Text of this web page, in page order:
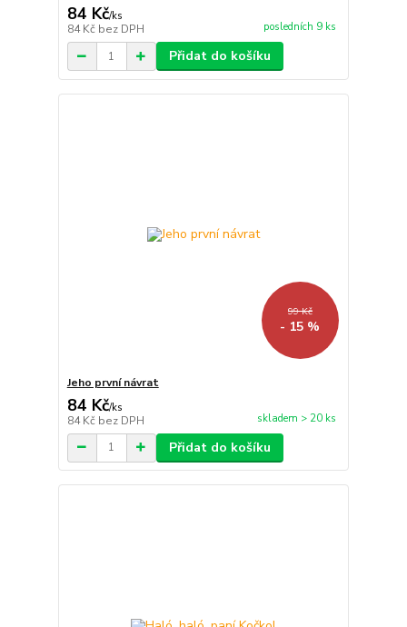
84 Kč/ks
84 Kč bez DPH posledních 9 ks
Přidat do košíku
99 Kč
- 15 %
Jeho první návrat
84 Kč/ks
84 Kč bez DPH skladem > 20 ks
Přidat do košíku